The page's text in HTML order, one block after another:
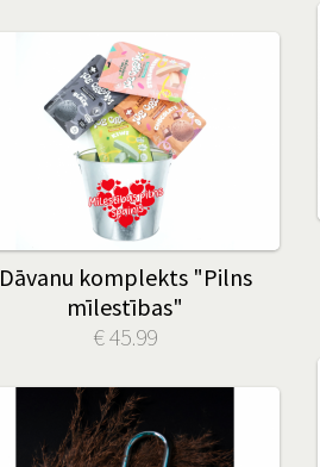
Dāvanu komplekts "Pilns
mīlestības"
€ 45.99